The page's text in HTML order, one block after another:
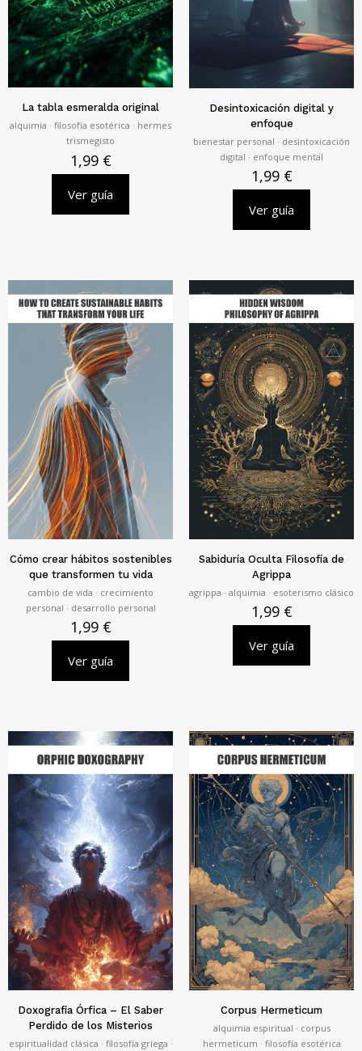
La tabla esmeralda original
alquimia · filosofía esotérica · hermes
trismegisto
1,99 €
Ver guía
Desintoxicación digital y
enfoque
bienestar personal · desintoxicación
digital · enfoque mental
1,99 €
Ver guía
Cómo crear hábitos sostenibles
que transformen tu vida
cambio de vida · crecimiento
personal · desarrollo personal
1,99 €
Ver guía
Sabiduría Oculta Filosofía de
Agrippa
agrippa · alquimia · esoterismo clásico
1,99 €
Ver guía
Doxografía Órfica – El Saber
Perdido de los Misterios
espiritualidad clásica · filosofía griega ·
Corpus Hermeticum
alquimia espiritual · corpus
hermeticum · filosofía esotérica